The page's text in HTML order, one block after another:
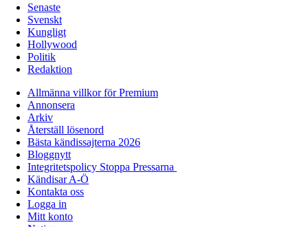
Senaste
Svenskt
Kungligt
Hollywood
Politik
Redaktion
Allmänna villkor för Premium
Annonsera
Arkiv
Återställ lösenord
Bästa kändissajterna 2026
Bloggnytt
Integritetspolicy Stoppa Pressarna
Kändisar A-Ö
Kontakta oss
Logga in
Mitt konto